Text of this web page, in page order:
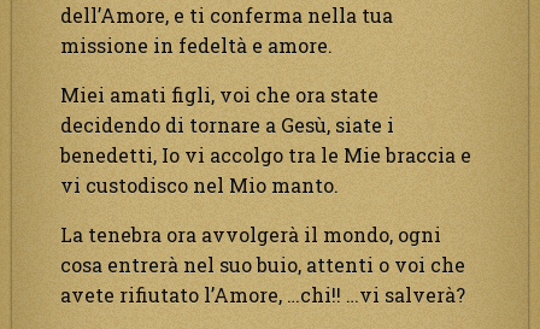
dell’Amore, e ti conferma nella tua
missione in fedeltà e amore.
Miei amati figli, voi che ora state
decidendo di tornare a Gesù, siate i
benedetti, Io vi accolgo tra le Mie braccia e
vi custodisco nel Mio manto.
La tenebra ora avvolgerà il mondo, ogni
cosa entrerà nel suo buio, attenti o voi che
avete rifiutato l’Amore, …chi!! …vi salverà?